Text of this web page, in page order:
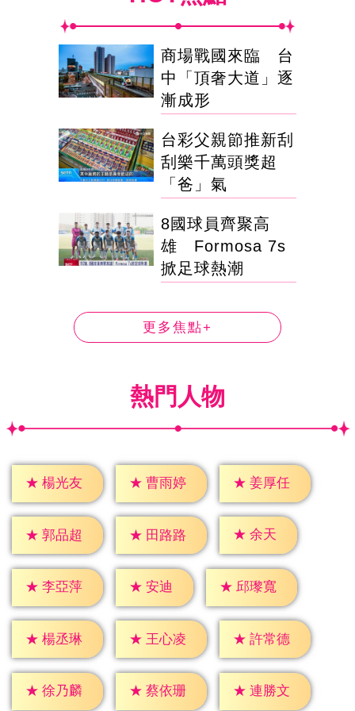
商場戰國來臨 台
中「頂奢大道」逐
漸成形
台彩父親節推新刮
刮樂千萬頭獎超
「爸」氣
8國球員齊聚高
雄 Formosa 7s
掀足球熱潮
更多焦點+
熱門人物
★ 楊光友 ★ 曹雨婷 ★ 姜厚任
★ 郭品超 ★ 田路路 ★ 余天
★ 李亞萍 ★ 安迪 ★ 邱瓈寬
★ 楊丞琳 ★ 王心凌 ★ 許常德
★ 徐乃麟 ★ 蔡依珊 ★ 連勝文